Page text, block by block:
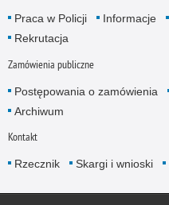
Praca w Policji Informacje
Rekrutacja
Zamówienia publiczne
Postępowania o zamówienia
Archiwum
Kontakt
Rzecznik Skargi i wnioski